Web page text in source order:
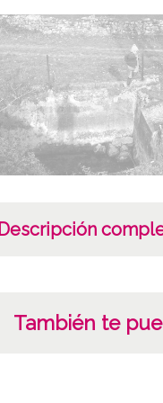
Descripción
También te